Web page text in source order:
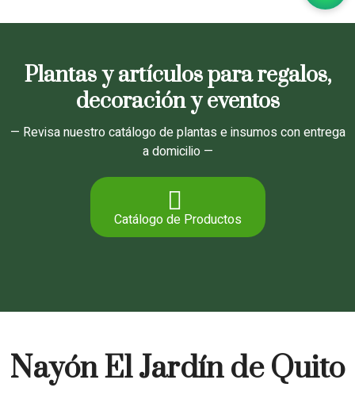
Plantas y artículos para regalos,
decoración y eventos
— Revisa nuestro catálogo de plantas e insumos con entrega
a domicilio —
Catálogo de Productos
Nayón El Jardín de Quito